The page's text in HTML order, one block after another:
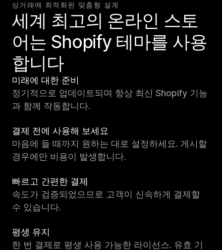
상거래에 최적화된 맞춤형 설계
세계 최고의 온라인 스토
어는 Shopify 테마를 사용
합니다
미래에 대한 준비
정기적으로 업데이트되며 항상 최신 Shopify 기능
과 함께 작동합니다.
결제 전에 사용해 보세요
마음에 들 때까지 원하는 대로 설정하세요. 게시할
경우에만 비용이 발생합니다.
빠르고 간편한 결제
속도가 검증되었으므로 고객이 신속하게 결제할
수 있습니다.
평생 유지
한 번 결제로 평생 사용 가능한 라이선스. 유효 기